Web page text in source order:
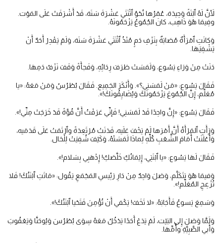
لأَنَّ لَهُ ٱبْنَةً وَحِيدَة، عُمْرُها نُحْوُ ٱثْنَتَي عَشْرَةَ سَنَة، قَدْ أَشْرَفَتْ عَلَى المَوْت.
وفِيمَا هُوَ ذَاهِب، كانَ الجُمُوعُ يَزْحَمُونَهُ.
وَكانَتِ ٱمْرَأَةٌ مُصَابَةٌ بِنَزْفِ دَمٍ مُنْذُ ٱثْنَتَي عَشْرَةَ سَنَة، وَلَمْ يَقْدِرْ أَحَدٌ أَنْ
يَشْفِيَهَا.
دَنَتْ مِنْ وَرَاءِ يَسُوع، وَلَمَسَتْ طَرَفَ رِدَائِهِ، وَفَجأَةً وَقَفَ نَزْفُ دَمِهَا.
فَقَالَ يَسُوع: «مَنْ لَمَسَنِي؟». وَأَنْكَرَ الجَمِيع. فَقَالَ بُطْرُسُ وَمَنْ مَعَهُ: «يا
مُعَلِّم، إِنَّ الجُمُوعَ يَزْحَمُونَكَ وَيُضَايِقُونَكَ!».
فَقَالَ يَسُوع: «إِنَّ واحِدًا قَدْ لَمَسَنِي! فَإنِّي عَرَفْتُ أَنَّ قُوَّةً قَدْ خَرَجَتْ مِنِّي!».
وَرَأَتِ ٱلمَرْأَةُ أَنَّ أَمْرَها لَمْ يَخْفَ عَلَيه، فَدَنَتْ مُرْتَعِدَةً وٱرْتَمَتْ عَلَى قَدَمَيه،
وَأَعْلَنَتْ أَمَامَ الشَّعْبِ كُلِّهِ لِماذَا لَمَسَتْهُ، وَكَيْفَ شُفِيَتْ لِلْحَال.
فَقَالَ لَهَا يَسُوع: «يا ٱبْنَتِي، إِيْمَانُكِ خَلَّصَكِ! إِذْهَبِي بِسَلام!».
وَفيمَا هُوَ يَتَكَلَّم، وَصَلَ وَاحِدٌ مِنْ دَارِ رَئِيسِ المَجْمَعِ يَقُول: «مَاتَتِ ٱبْنَتُكَ! فَلا
تُزْعِجِ المُعَلِّم!».
وَسَمِعَ يَسوعُ فَأَجَابَهُ: «لا تَخَفْ! يَكْفي أَنْ تُؤْمِنَ فَتَحْيا ٱبْنَتُكَ!».
وَلَمَّا وَصَلَ إِلى البَيْت، لَمْ يَدَعْ أَحَدًا يَدْخُلُ مَعَهُ سِوَى بُطْرُسَ وَيُوحَنَّا وَيَعْقُوبَ
وَأَبي الصَّبِيَّةِ وأُمِّهَا.